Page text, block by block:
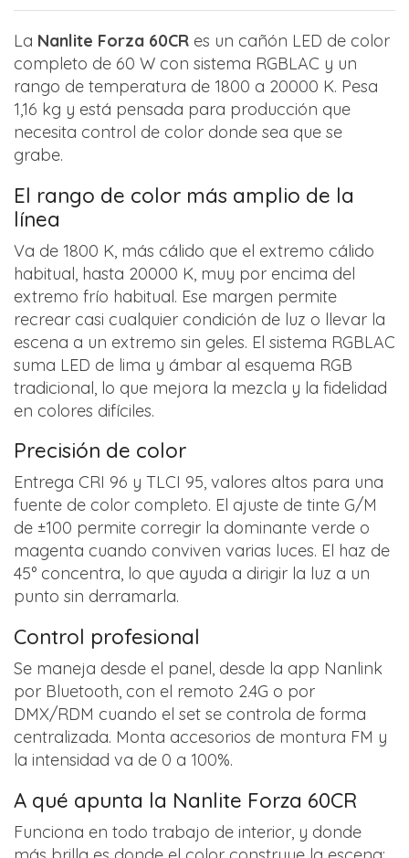
La Nanlite Forza 60CR es un cañón LED de color
completo de 60 W con sistema RGBLAC y un
rango de temperatura de 1800 a 20000 K. Pesa
1,16 kg y está pensada para producción que
necesita control de color donde sea que se
grabe.
El rango de color más amplio de la
línea
Va de 1800 K, más cálido que el extremo cálido
habitual, hasta 20000 K, muy por encima del
extremo frío habitual. Ese margen permite
recrear casi cualquier condición de luz o llevar la
escena a un extremo sin geles. El sistema RGBLAC
suma LED de lima y ámbar al esquema RGB
tradicional, lo que mejora la mezcla y la fidelidad
en colores difíciles.
Precisión de color
Entrega CRI 96 y TLCI 95, valores altos para una
fuente de color completo. El ajuste de tinte G/M
de ±100 permite corregir la dominante verde o
magenta cuando conviven varias luces. El haz de
45° concentra, lo que ayuda a dirigir la luz a un
punto sin derramarla.
Control profesional
Se maneja desde el panel, desde la app Nanlink
por Bluetooth, con el remoto 2.4G o por
DMX/RDM cuando el set se controla de forma
centralizada. Monta accesorios de montura FM y
la intensidad va de 0 a 100%.
A qué apunta la Nanlite Forza 60CR
Funciona en todo trabajo de interior, y donde